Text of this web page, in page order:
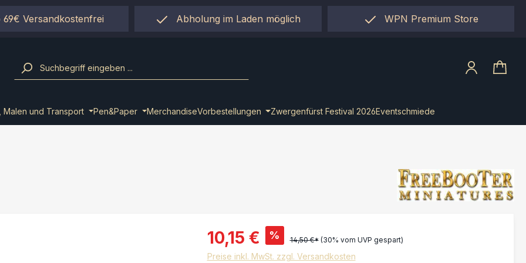
69€ Versandkostenfrei Abholung im Laden möglich WPN Premium Store
Malen und Transport Pen&Paper MerchandiseVorbestellungen Zwergenfürst Festival 2026Eventschmiede
10,15 € % 14,50 €* (30% vom UVP gespart)
Preise inkl. MwSt. zzgl. Versandkosten